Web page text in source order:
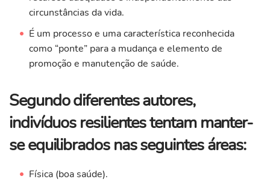
circunstâncias da vida.
É um processo e uma característica reconhecida
como “ponte” para a mudança e elemento de
promoção e manutenção de saúde.
Segundo diferentes autores,
indivíduos resilientes tentam manter-
se equilibrados nas seguintes áreas:
Física (boa saúde).